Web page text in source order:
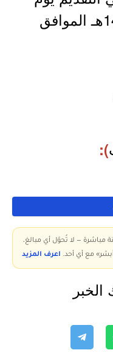
الأربعاء بتاريخ 1442/10/28هـ الموافق
):
مباشرة — لا تُحوّل أي مبالغ،
مع أي أحد. اعرف المزيد